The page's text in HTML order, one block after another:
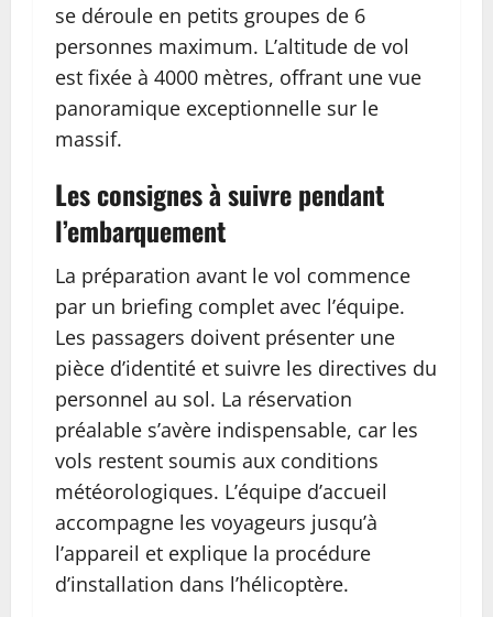
se déroule en petits groupes de 6
personnes maximum. L’altitude de vol
est fixée à 4000 mètres, offrant une vue
panoramique exceptionnelle sur le
massif.
Les consignes à suivre pendant
l’embarquement
La préparation avant le vol commence
par un briefing complet avec l’équipe.
Les passagers doivent présenter une
pièce d’identité et suivre les directives du
personnel au sol. La réservation
préalable s’avère indispensable, car les
vols restent soumis aux conditions
météorologiques. L’équipe d’accueil
accompagne les voyageurs jusqu’à
l’appareil et explique la procédure
d’installation dans l’hélicoptère.